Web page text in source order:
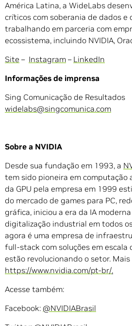
América Latina, a WideLabs
críticos com soberania de dados e
trabalhando em parceria com
ecossistema, incluindo NVIDIA,
Site – Instagram – LinkedIn
Informações de imprensa
Sing Comunicação de Resultados
widelabs@singcomunica.com
Sobre a NVIDIA
Desde sua fundação em 1993, a
tem sido pioneira em computação
da GPU pela empresa em 1999
do mercado de games para PC,
gráfica, iniciou a era da IA
digitalização industrial em todos
agora é uma empresa de
full-stack com soluções em escala
estão revolucionando o setor.
https://www.nvidia.com/pt-br/.
Acesse também:
Facebook: @NVIDIABrasil